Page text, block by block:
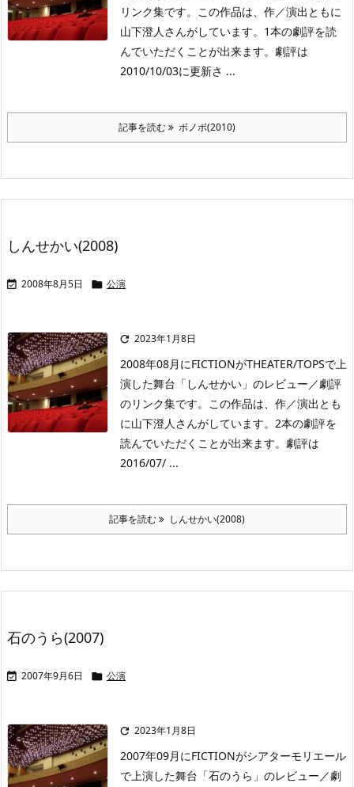
リンク集です。この作品は、作／演出ともに
山下澄人さんがしています。1本の劇評を読
んでいただくことが出来ます。劇評は
2010/10/03に更新さ ...
記事を読む ボノボ(2010)
しんせかい(2008)
 2008年8月5日  公演
 2023年1月8日
2008年08月にFICTIONがTHEATER/TOPSで上
演した舞台「しんせかい」のレビュー／劇評
のリンク集です。この作品は、作／演出とも
に山下澄人さんがしています。2本の劇評を
読んでいただくことが出来ます。劇評は
2016/07/ ...
記事を読む しんせかい(2008)
石のうら(2007)
 2007年9月6日  公演
 2023年1月8日
2007年09月にFICTIONがシアターモリエール
で上演した舞台「石のうら」のレビュー／劇